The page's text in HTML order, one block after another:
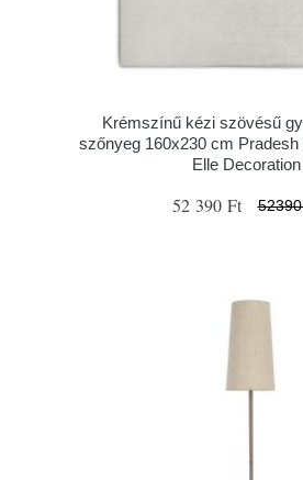
Krémszínű kézi szövésű
szőnyeg 160x230 cm Pradesh
Elle Decoration
52 390 Ft